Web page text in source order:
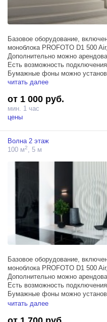
Базовое оборудование,
моноблока PROFOTO D1 500
Дополнительно можно
Есть возможность
Бумажные фоны можно
читать далее
от 1 000 руб.
мин. 1 час
цены
Волна 2 этаж
100 м2 , 5 м
Базовое оборудование,
моноблока PROFOTO D1 500
Дополнительно можно
Есть возможность
Бумажные фоны можно
Дополнительно можно
читать далее